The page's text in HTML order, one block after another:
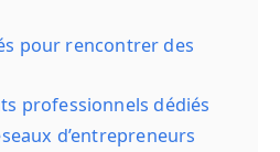
pour rencontrer des
professionnels dédiés
d’entrepreneurs